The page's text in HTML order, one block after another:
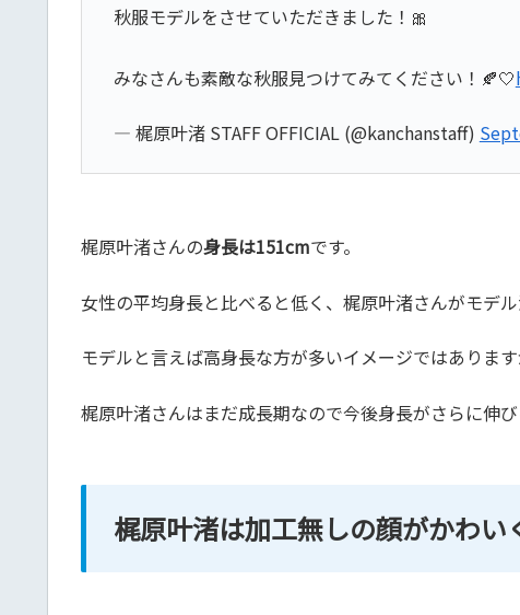
秋服モデルをさせていただきました！🎀
みなさんも素敵な秋服見つけてみてください！🍂🤍
— 梶原叶渚 STAFF OFFICIAL (@kanchanstaff)
梶原叶渚さんの身長は151cmです。
女性の平均身長と比べると低く、梶原叶渚さんがモデ
モデルと言えば高身長な方が多いイメージではありま
梶原叶渚さんはまだ成長期なので今後身長がさらに伸
梶原叶渚は加工無しの顔がかわい